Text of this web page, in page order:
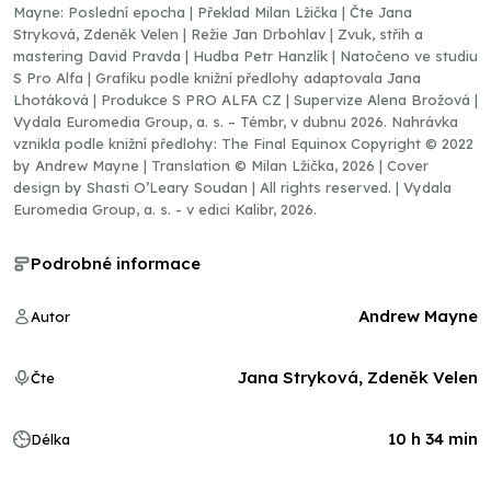
Mayne: Poslední epocha | Překlad Milan Lžička | Čte Jana
Stryková, Zdeněk Velen | Režie Jan Drbohlav | Zvuk, střih a
mastering David Pravda | Hudba Petr Hanzlík | Natočeno ve studiu
S Pro Alfa | Grafiku podle knižní předlohy adaptovala Jana
Lhotáková | Produkce S PRO ALFA CZ | Supervize Alena Brožová |
Vydala Euromedia Group, a. s. – Témbr, v dubnu 2026. Nahrávka
vznikla podle knižní předlohy: The Final Equinox Copyright © 2022
by Andrew Mayne | Translation © Milan Lžička, 2026 | Cover
design by Shasti O’Leary Soudan | All rights reserved. | Vydala
Euromedia Group, a. s. - v edici Kalibr, 2026.
Podrobné informace
Autor Andrew Mayne
Čte Jana Stryková, Zdeněk Velen
Délka 10 h 34 min